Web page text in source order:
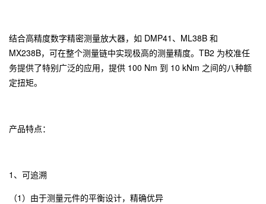
结合高精度数字精密测量放大器，如 DMP41、ML38B 和
MX238B，可在整个测量链中实现极高的测量精度。TB2 为校准任
务提供了特别广泛的应用，提供 100 Nm 到 10 kNm 之间的八种额
定扭矩。
产品特点：
1、可追溯
（1）由于测量元件的平衡设计，精确优异